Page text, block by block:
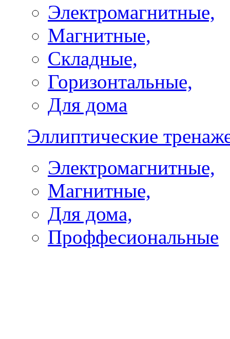
Электромагнитные,
Магнитные,
Складные,
Горизонтальные,
Для дома
Эллиптические
Электромагнитные,
Магнитные,
Для дома,
Проффесиональные